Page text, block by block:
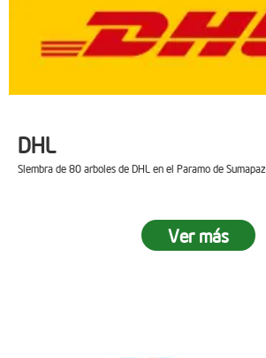
DHL
Siembra de 80 arboles de DHL en el Paramo de
Ver más